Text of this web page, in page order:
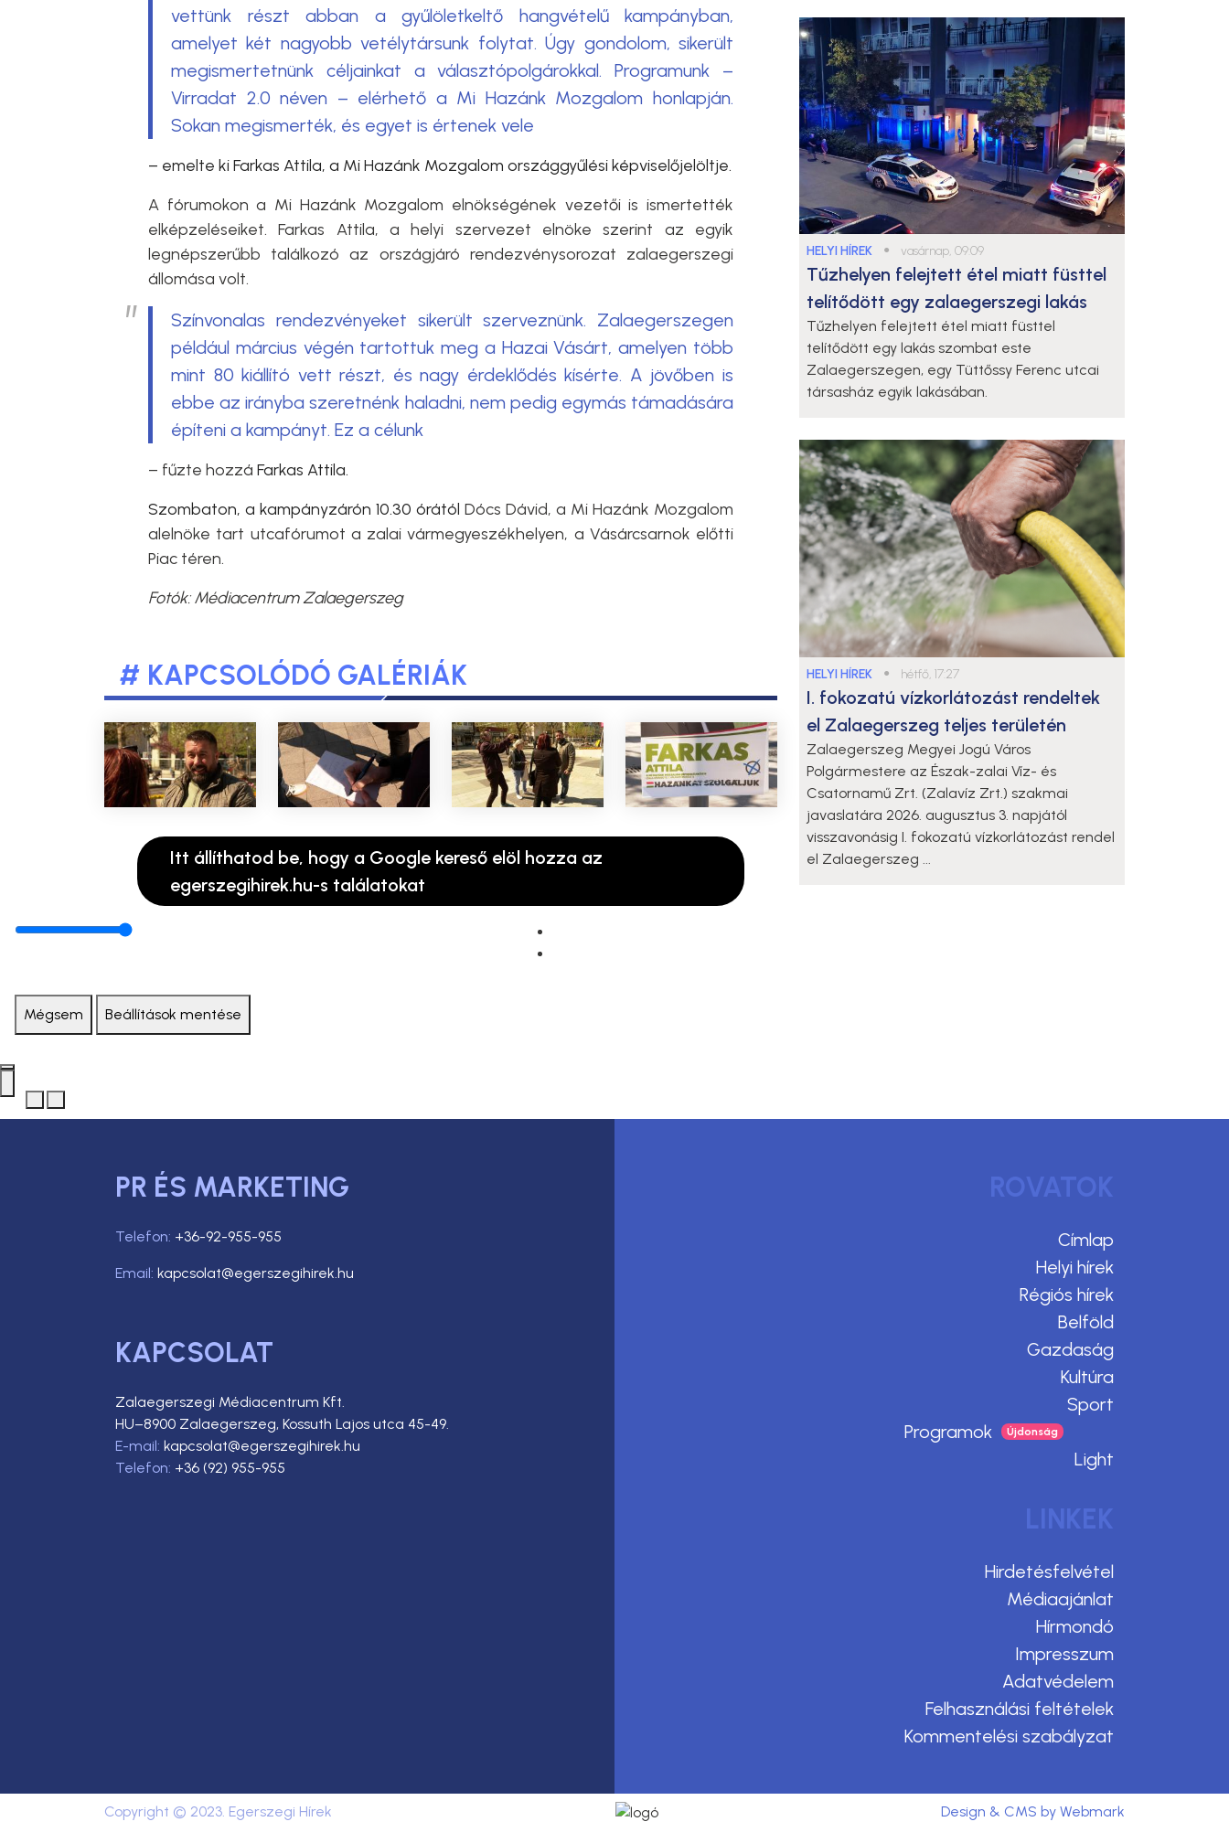
vettünk részt abban a gyűlöletkeltő hangvételű kampányban,
amelyet két nagyobb vetélytársunk folytat. Úgy gondolom, sikerült
megismertetnünk céljainkat a választópolgárokkal. Programunk –
Virradat 2.0 néven – elérhető a Mi Hazánk Mozgalom honlapján.
Sokan megismerték, és egyet is értenek vele
– emelte ki Farkas Attila, a Mi Hazánk Mozgalom országgyűlési képviselőjelöltje.
A fórumokon a Mi Hazánk Mozgalom elnökségének vezetői is ismertették
elképzeléseiket. Farkas Attila, a helyi szervezet elnöke szerint az egyik
legnépszerűbb találkozó az országjáró rendezvénysorozat zalaegerszegi
állomása volt.
Színvonalas rendezvényeket sikerült szerveznünk. Zalaegerszegen
például március végén tartottuk meg a Hazai Vásárt, amelyen több
mint 80 kiállító vett részt, és nagy érdeklődés kísérte. A jövőben is
ebbe az irányba szeretnénk haladni, nem pedig egymás támadására
építeni a kampányt. Ez a célunk
– fűzte hozzá Farkas Attila.
Szombaton, a kampányzárón 10.30 órától Dócs Dávid, a Mi Hazánk Mozgalom
alelnöke tart utcafórumot a zalai vármegyeszékhelyen, a Vásárcsarnok előtti
Piac téren.
Fotók:Médiacentrum Zalaegerszeg
# KAPCSOLÓDÓ GALÉRIÁK
Itt állíthatod be, hogy a Google kereső elöl hozza az
egerszegihirek.hu-s találatokat
HELYI HÍREK ● vasárnap, 09:09
Tűzhelyen felejtett étel miatt füsttel
telítődött egy zalaegerszegi lakás
Tűzhelyen felejtett étel miatt füsttel
telítődött egy lakás szombat este
Zalaegerszegen, egy Tüttőssy Ferenc utcai
társasház egyik lakásában.
HELYI HÍREK ● hétfő, 17:27
I. fokozatú vízkorlátozást rendeltek
el Zalaegerszeg teljes területén
Zalaegerszeg Megyei Jogú Város
Polgármestere az Észak-zalai Víz- és
Csatornamű Zrt. (Zalavíz Zrt.) szakmai
javaslatára 2026. augusztus 3. napjától
visszavonásig I. fokozatú vízkorlátozást rendel
el Zalaegerszeg ...
Mégsem Beállítások mentése
PR ÉS MARKETING
Telefon: +36-92-955-955
Email: kapcsolat@egerszegihirek.hu
KAPCSOLAT
Zalaegerszegi Médiacentrum Kft.
HU–8900 Zalaegerszeg, Kossuth Lajos utca 45-49.
E-mail: kapcsolat@egerszegihirek.hu
Telefon: +36 (92) 955-955
ROVATOK
Címlap
Helyi hírek
Régiós hírek
Belföld
Gazdaság
Kultúra
Sport
Programok
Light
LINKEK
Hirdetésfelvétel
Médiaajánlat
Hírmondó
Impresszum
Adatvédelem
Felhasználási feltételek
Kommentelési szabályzat
Copyright © 2023. Egerszegi Hírek Design & CMS by Webmark